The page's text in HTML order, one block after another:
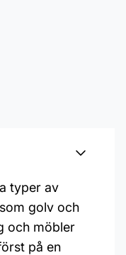
typer av
golv och
och möbler
på en